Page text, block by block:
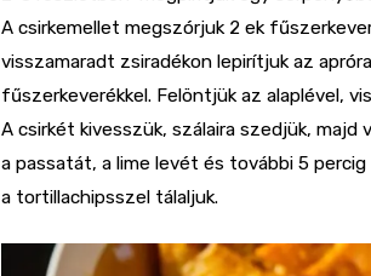
A csirkemellet megszórjuk 2 ek
visszamaradt zsiradékon lepirítjuk az
fűszerkeverékkel. Felöntjük az alaplével,
A csirkét kivesszük, szálaira szedjük,
a passatát, a lime levét és további 5
a tortillachipsszel tálaljuk.